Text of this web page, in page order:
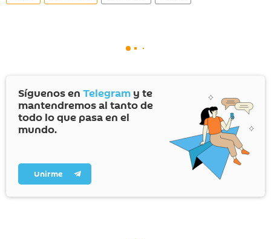
Síguenos en Telegram y te
mantendremos al tanto de
todo lo que pasa en el
mundo.
Unirme